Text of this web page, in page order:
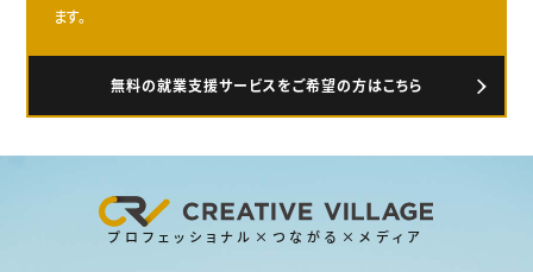
ます。
無料の就業支援サービスをご希望の方はこちら
プロフェッショナル×つながる×メディア